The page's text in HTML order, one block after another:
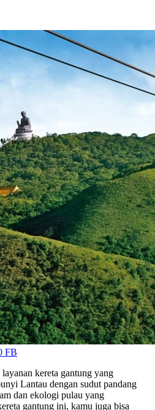
FB
layanan kereta gantung yang
Lantau dengan sudut pandang
dan ekologi pulau yang
gantung ini, kamu juga bisa